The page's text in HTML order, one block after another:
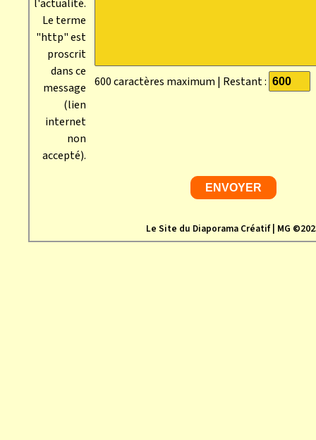
l'actualité.
Le terme
"http" est
proscrit
dans ce
message
(lien
internet
non
accepté).
600 caractères maximum | Restant :
Le Site du Diaporama Créatif | MG